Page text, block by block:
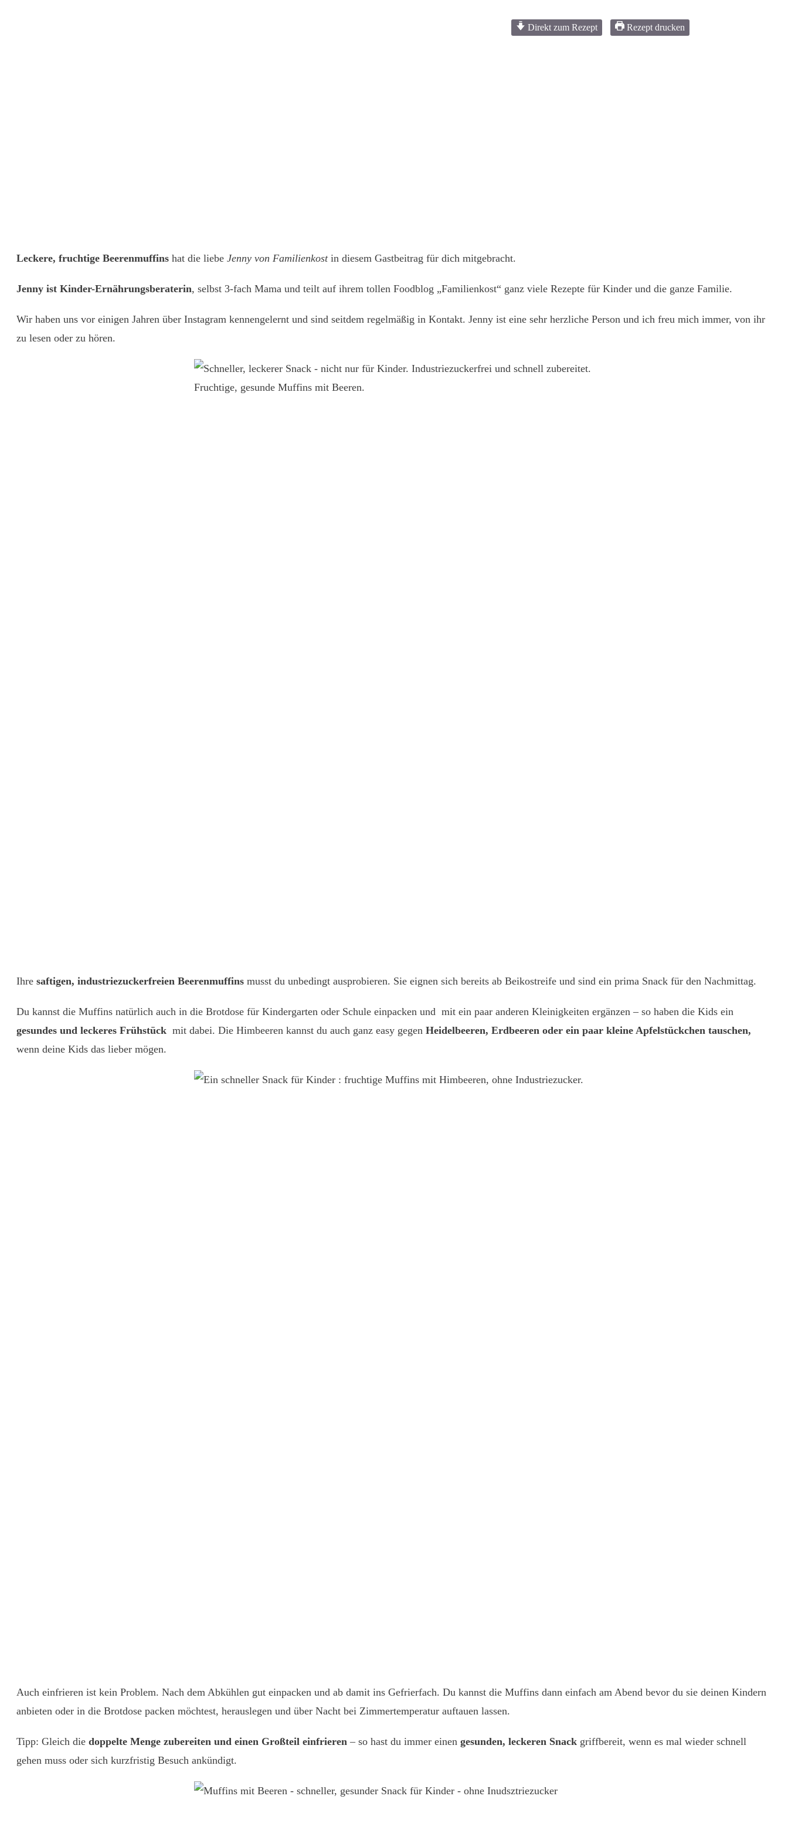
Direkt zum Rezept Rezept drucken
Leckere, fruchtige Beerenmuffins hat die liebe Jenny von Familienkost in diesem Gastbeitrag für dich mitgebracht.
Jenny ist Kinder-Ernährungsberaterin, selbst 3-fach Mama und teilt auf ihrem tollen Foodblog „Familienkost“ ganz viele Rezepte für Kinder und die ganze Familie.
Wir haben uns vor einigen Jahren über Instagram kennengelernt und sind seitdem regelmäßig in Kontakt. Jenny ist eine sehr herzliche Person und ich freu mich immer, von ihr
zu lesen oder zu hören.
Ihre saftigen, industriezuckerfreien Beerenmuffins musst du unbedingt ausprobieren. Sie eignen sich bereits ab Beikostreife und sind ein prima Snack für den Nachmittag.
Du kannst die Muffins natürlich auch in die Brotdose für Kindergarten oder Schule einpacken und mit ein paar anderen Kleinigkeiten ergänzen – so haben die Kids ein
gesundes und leckeres Frühstück mit dabei. Die Himbeeren kannst du auch ganz easy gegen Heidelbeeren, Erdbeeren oder ein paar kleine Apfelstückchen tauschen,
wenn deine Kids das lieber mögen.
Auch einfrieren ist kein Problem. Nach dem Abkühlen gut einpacken und ab damit ins Gefrierfach. Du kannst die Muffins dann einfach am Abend bevor du sie deinen Kindern
anbieten oder in die Brotdose packen möchtest, herauslegen und über Nacht bei Zimmertemperatur auftauen lassen.
Tipp: Gleich die doppelte Menge zubereiten und einen Großteil einfrieren – so hast du immer einen gesunden, leckeren Snack griffbereit, wenn es mal wieder schnell
gehen muss oder sich kurzfristig Besuch ankündigt.